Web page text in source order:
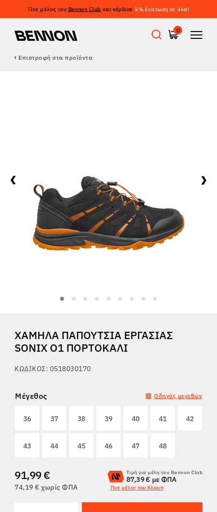
Γίνε μέλος του Bennon Club και κέρδισε 5% έκπτωση σε όλα!
0
Outdoor
Casual παπούτσια
Tactical
ΣΧΕΤΙΚΆ ΜΕ ΕΜΆΣ
ΕΠΙΣΤΡΟΦΈΣ
Επιστροφή στα προϊόντα
ΧΑΜΗΛΆ ΠΑΠΟΎΤΣΙΑ ΕΡΓΑΣΊΑΣ
SONIX O1 ΠΟΡΤΟΚΑΛΊ
ΚΩΔΙΚΌΣ: 0518030170
Μέγεθος Οδηγός μεγεθών
36 37 38 39 40 41 42
43 44 45 46 47 48
91,99 €
74,19 € χωρίς ΦΠΑ
Τιμή για μέλη του Bennon Club
87,39 € με ΦΠΑ
Γίνε μέλος του Κλαμπ